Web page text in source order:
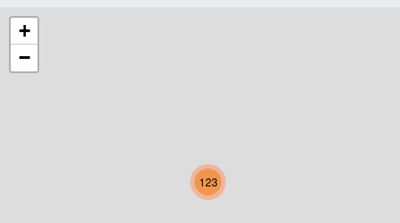
Niederösterreich
Oberösterreich
123
+
−